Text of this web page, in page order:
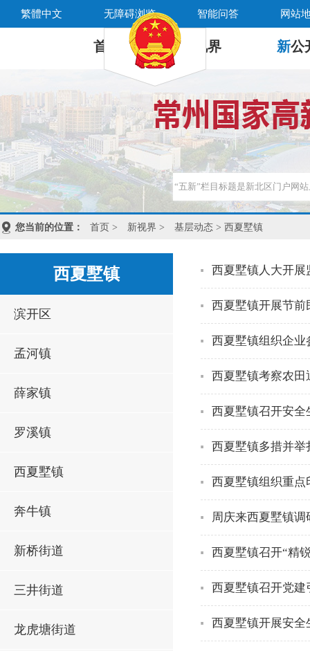
繁體中文 无障碍浏览 智能问答 网站
首 页 新 视界 新公
您当前的位置： 首页 > 新视界 > 基层动态 > 西夏墅镇
西夏墅镇
滨开区
孟河镇
薛家镇
罗溪镇
西夏墅镇
奔牛镇
新桥街道
三井街道
龙虎塘街道
西夏墅镇人大开展
西夏墅镇开展节
西夏墅镇组织企
西夏墅镇考察农田
西夏墅镇召开安
西夏墅镇多措并
西夏墅镇组织重点
周庆来西夏墅镇
西夏墅镇召开“精
西夏墅镇召开党
西夏墅镇开展安